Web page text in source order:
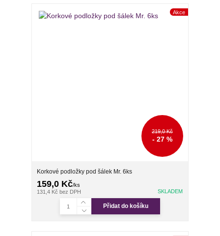
Akce
219,0 Kč
- 27 %
Korkové podložky pod šálek Mr. 6ks
159,0 Kč/ks
131,4 Kčbez DPH SKLADEM
Přidat do košíku